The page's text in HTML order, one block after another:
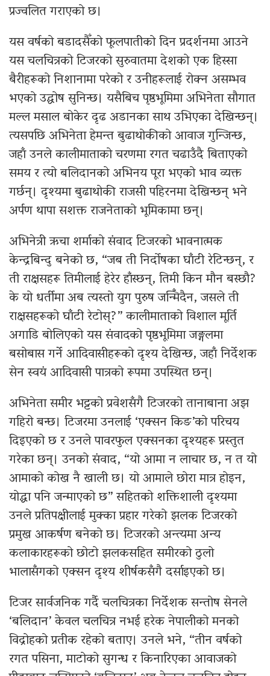
प्रज्वलित गराएको छ।
यस वर्षको बडादसैँको फूलपातीको दिन प्रदर्शनमा आउने
यस चलचित्रको टिजरको सुरुवातमा देशको एक हिस्सा
बैरीहरूको निशानामा परेको र उनीहरूलाई रोक्न असम्भव
भएको उद्घोष सुनिन्छ। यसैबिच पृष्ठभूमिमा अभिनेता सौगात
मल्ल मसाल बोकेर दृढ अडानका साथ उभिएका देखिन्छन्।
त्यसपछि अभिनेता हेमन्त बुढाथोकीको आवाज गुन्जिन्छ,
जहाँ उनले कालीमाताको चरणमा रगत चढाउँदै बिताएको
समय र त्यो बलिदानको अभिनय पूरा भएको भाव व्यक्त
गर्छन्। दृश्यमा बुढाथोकी राजसी पहिरनमा देखिन्छन् भने
अर्पण थापा सशक्त राजनेताको भूमिकामा छन्।
अभिनेत्री ऋचा शर्माको संवाद टिजरको भावनात्मक
केन्द्रबिन्दु बनेको छ, “जब ती निर्दोषका घाँटी रेटिन्छन्, र
ती राक्षसहरू तिमीलाई हेरेर हाँस्छन्, तिमी किन मौन बस्छौ?
के यो धर्तीमा अब त्यस्तो युग पुरुष जन्मिँदैन, जसले ती
राक्षसहरूको घाँटी रेटोस्?” कालीमाताको विशाल मूर्ति
अगाडि बोलिएको यस संवादको पृष्ठभूमिमा जङ्गलमा
बसोबास गर्ने आदिवासीहरूको दृश्य देखिन्छ, जहाँ निर्देशक
सेन स्वयं आदिवासी पात्रको रूपमा उपस्थित छन्।
अभिनेता समीर भट्टको प्रवेशसँगै टिजरको तानाबाना अझ
गहिरो बन्छ। टिजरमा उनलाई ‘एक्सन किङ’को परिचय
दिइएको छ र उनले पावरफुल एक्सनका दृश्यहरू प्रस्तुत
गरेका छन्। उनको संवाद, “यो आमा न लाचार छ, न त यो
आमाको कोख नै खाली छ। यो आमाले छोरा मात्र होइन,
योद्धा पनि जन्माएको छ” सहितको शक्तिशाली दृश्यमा
उनले प्रतिपक्षीलाई मुक्का प्रहार गरेको झलक टिजरको
प्रमुख आकर्षण बनेको छ। टिजरको अन्त्यमा अन्य
कलाकारहरूको छोटो झलकसहित समीरको ठुलो
भालासँगको एक्सन दृश्य शीर्षकसँगै दर्साइएको छ।
टिजर सार्वजनिक गर्दै चलचित्रका निर्देशक सन्तोष सेनले
‘बलिदान’ केवल चलचित्र नभई हरेक नेपालीको मनको
विद्रोहको प्रतीक रहेको बताए। उनले भने, “तीन वर्षको
रगत पसिना, माटोको सुगन्ध र किनारिएका आवाजको